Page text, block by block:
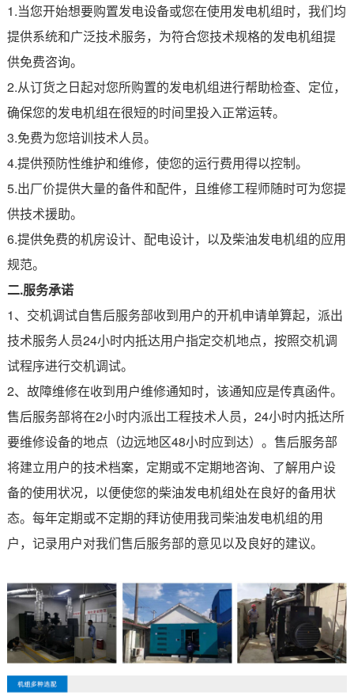
1.当您开始想要购置发电设备或您在使用发电机组时，我们均
提供系统和广泛技术服务，为符合您技术规格的发电机组提
供免费咨询。
2.从订货之日起对您所购置的发电机组进行帮助检查、定位，
确保您的发电机组在很短的时间里投入正常运转。
3.免费为您培训技术人员。
4.提供预防性维护和维修，使您的运行费用得以控制。
5.出厂价提供大量的备件和配件，且维修工程师随时可为您提
供技术援助。
6.提供免费的机房设计、配电设计，以及柴油发电机组的应用
规范。
二.服务承诺
1、交机调试自售后服务部收到用户的开机申请单算起，派出
技术服务人员24小时内抵达用户指定交机地点，按照交机调
试程序进行交机调试。
2、故障维修在收到用户维修通知时，该通知应是传真函件。
售后服务部将在2小时内派出工程技术人员，24小时内抵达所
要维修设备的地点（边远地区48小时应到达）。售后服务部
将建立用户的技术档案，定期或不定期地咨询、了解用户设
备的使用状况，以便使您的柴油发电机组处在良好的备用状
态。每年定期或不定期的拜访使用我司柴油发电机组的用
户，记录用户对我们售后服务部的意见以及良好的建议。